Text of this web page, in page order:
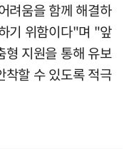
려움을 함께 해결하
기 위함이다"며 "앞
형 지원을 통해 유보
착할 수 있도록 적극